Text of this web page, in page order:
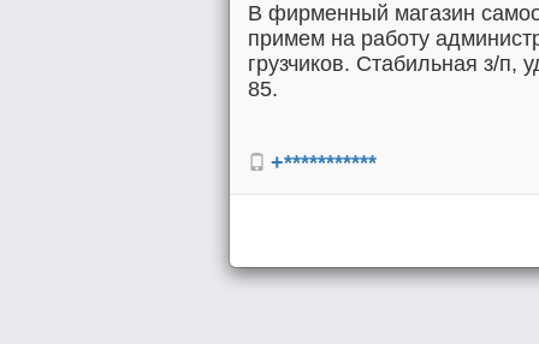
В фирменный магазин
примем на работу
грузчиков. Стабильная з/п,
85.
+***********